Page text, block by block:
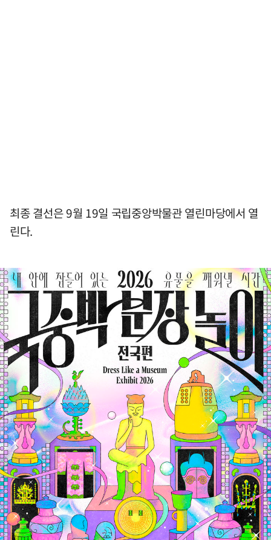
최종 결선은 9월 19일 국립중앙박물관 열린마당에서 열
린다.